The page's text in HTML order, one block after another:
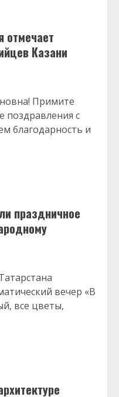
отмечает
Казани
Примите
поздравления с
благодарность и
праздничное
вечер «В
все цветы,